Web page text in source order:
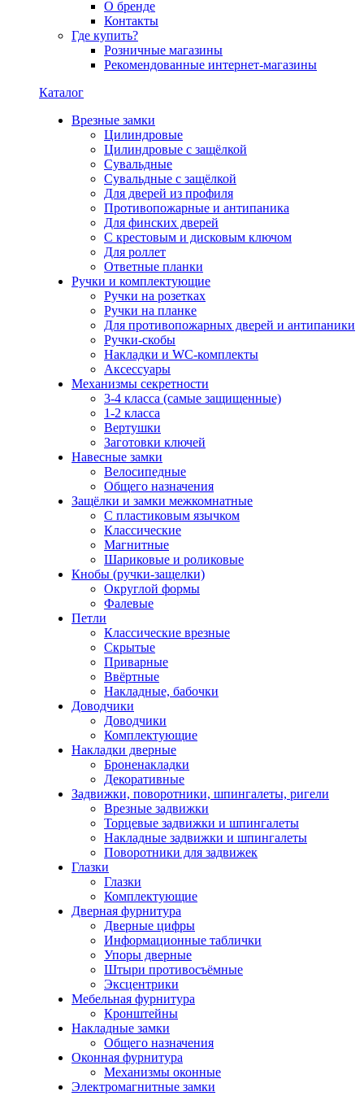
О бренде
Контакты
Где купить?
Розничные магазины
Рекомендованные интернет-магазины
Каталог
Врезные замки
Цилиндровые
Цилиндровые с защёлкой
Сувальдные
Сувальдные с защёлкой
Для дверей из профиля
Противопожарные и антипаника
Для финских дверей
С крестовым и дисковым ключом
Для роллет
Ответные планки
Ручки и комплектующие
Ручки на розетках
Ручки на планке
Для противопожарных дверей и антипаники
Ручки-скобы
Накладки и WC-комплекты
Аксессуары
Механизмы секретности
3-4 класса (самые защищенные)
1-2 класса
Вертушки
Заготовки ключей
Навесные замки
Велосипедные
Общего назначения
Защёлки и замки межкомнатные
С пластиковым язычком
Классические
Магнитные
Шариковые и роликовые
Кнобы (ручки-защелки)
Округлой формы
Фалевые
Петли
Классические врезные
Скрытые
Приварные
Ввёртные
Накладные, бабочки
Доводчики
Доводчики
Комплектующие
Накладки дверные
Броненакладки
Декоративные
Задвижки, поворотники, шпингалеты, ригели
Врезные задвижки
Торцевые задвижки и шпингалеты
Накладные задвижки и шпингалеты
Поворотники для задвижек
Глазки
Глазки
Комплектующие
Дверная фурнитура
Дверные цифры
Информационные таблички
Упоры дверные
Штыри противосъёмные
Эксцентрики
Мебельная фурнитура
Кронштейны
Накладные замки
Общего назначения
Оконная фурнитура
Механизмы оконные
Электромагнитные замки